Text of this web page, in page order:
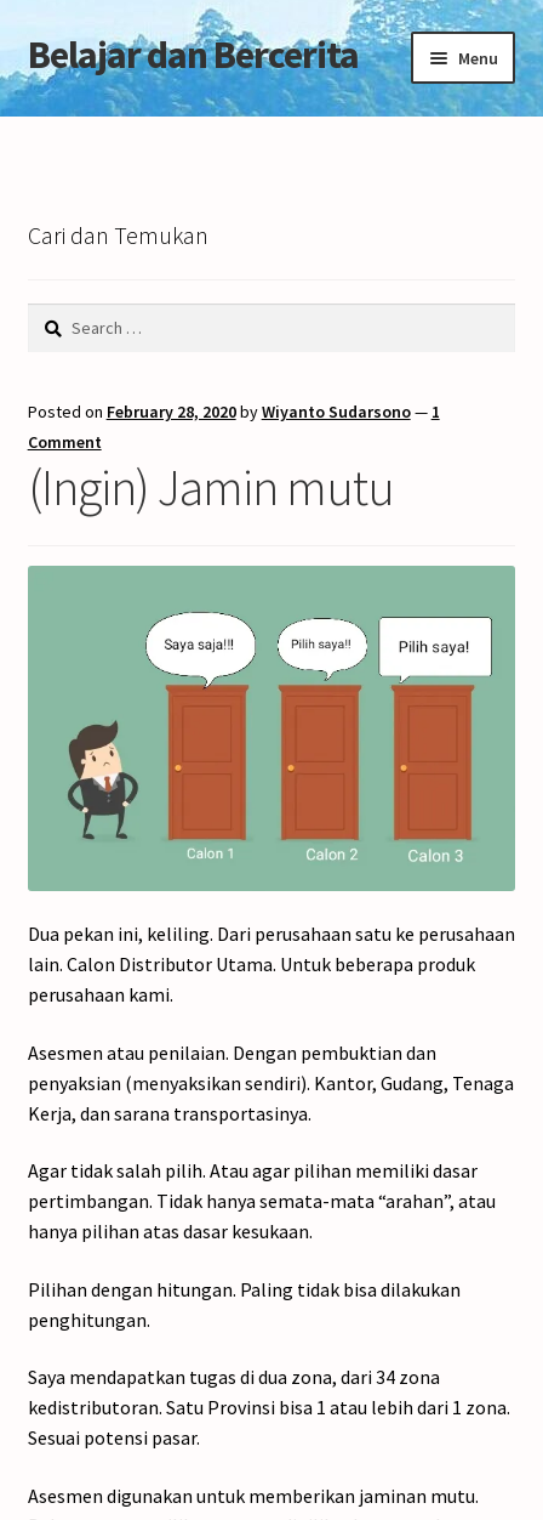
Skip
to
navigation
Skip
to
Belajar dan Bercerita Menu
Home
Cari dan Temukan
Search
Posted on February 28, 2020byWiyanto Sudarsono— 1
Comment
(Ingin) Jamin mutu
Dua pekan ini, keliling. Dari perusahaan satu ke perusahaan
lain. Calon Distributor Utama. Untuk beberapa produk
perusahaan kami.
Asesmen atau penilaian. Dengan pembuktian dan
penyaksian (menyaksikan sendiri). Kantor, Gudang, Tenaga
Kerja, dan sarana transportasinya.
Agar tidak salah pilih. Atau agar pilihan memiliki dasar
pertimbangan. Tidak hanya semata-mata “arahan”, atau
hanya pilihan atas dasar kesukaan.
Pilihan dengan hitungan. Paling tidak bisa dilakukan
penghitungan.
Saya mendapatkan tugas di dua zona, dari 34 zona
kedistributoran. Satu Provinsi bisa 1 atau lebih dari 1 zona.
Sesuai potensi pasar.
Asesmen digunakan untuk memberikan jaminan mutu.